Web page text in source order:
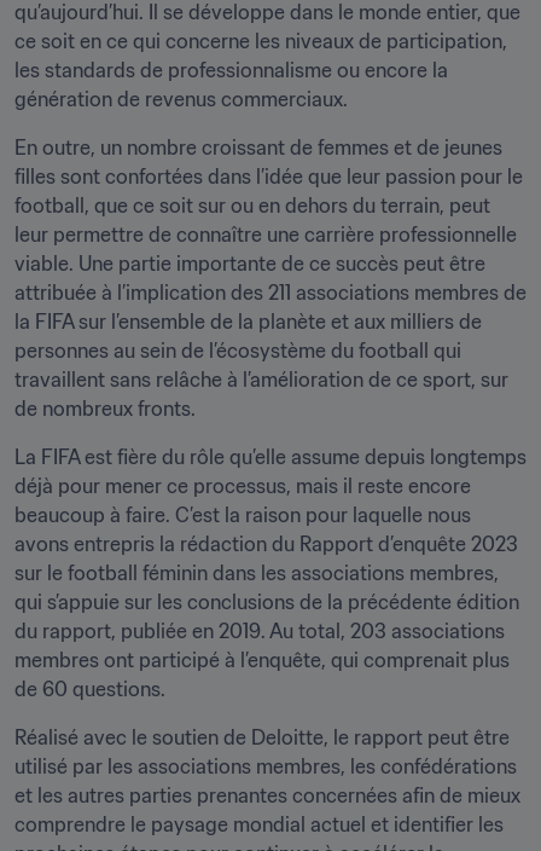
qu’aujourd’hui. Il se développe dans le monde entier, que
ce soit en ce qui concerne les niveaux de participation,
les standards de professionnalisme ou encore la
génération de revenus commerciaux.
En outre, un nombre croissant de femmes et de jeunes
filles sont confortées dans l’idée que leur passion pour le
football, que ce soit sur ou en dehors du terrain, peut
leur permettre de connaître une carrière professionnelle
viable. Une partie importante de ce succès peut être
attribuée à l’implication des 211 associations membres de
la FIFA sur l’ensemble de la planète et aux milliers de
personnes au sein de l’écosystème du football qui
travaillent sans relâche à l’amélioration de ce sport, sur
de nombreux fronts.
La FIFA est fière du rôle qu’elle assume depuis longtemps
déjà pour mener ce processus, mais il reste encore
beaucoup à faire. C’est la raison pour laquelle nous
avons entrepris la rédaction du Rapport d’enquête 2023
sur le football féminin dans les associations membres,
qui s’appuie sur les conclusions de la précédente édition
du rapport, publiée en 2019. Au total, 203 associations
membres ont participé à l’enquête, qui comprenait plus
de 60 questions.
Réalisé avec le soutien de Deloitte, le rapport peut être
utilisé par les associations membres, les confédérations
et les autres parties prenantes concernées afin de mieux
comprendre le paysage mondial actuel et identifier les